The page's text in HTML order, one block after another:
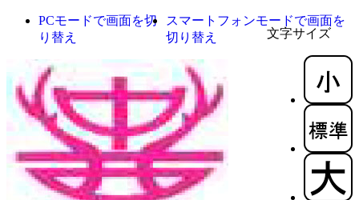
文字サイズ
PCモードで画面を切
り替え
スマートフォンモードで画面を
切り替え